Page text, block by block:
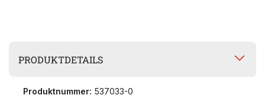
PRODUKTDETAILS
Produktnummer: 537033-0